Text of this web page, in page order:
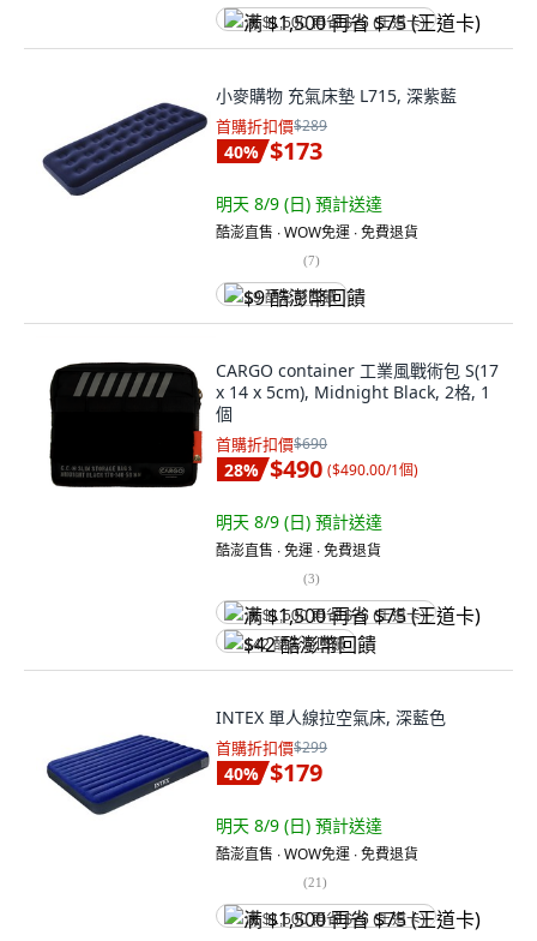
满 $1,500 再省 $75 (王道卡)
小麥購物 充氣床墊 L715, 深紫藍
首購折扣價$289
40% $173
明天 8/9 (日) 預計送達
酷澎直售 ∙ WOW免運 ∙ 免費退貨
(7)
$9 酷澎幣回饋
CARGO container 工業風戰術包 S(17
x 14 x 5cm), Midnight Black, 2格, 1
個
首購折扣價$690
28% $490 ($490.00/1個)
明天 8/9 (日) 預計送達
酷澎直售 ∙ 免運 ∙ 免費退貨
(3)
满 $1,500 再省 $75 (王道卡)
$42 酷澎幣回饋
INTEX 單人線拉空氣床, 深藍色
首購折扣價$299
40% $179
明天 8/9 (日) 預計送達
酷澎直售 ∙ WOW免運 ∙ 免費退貨
(21)
满 $1,500 再省 $75 (王道卡)